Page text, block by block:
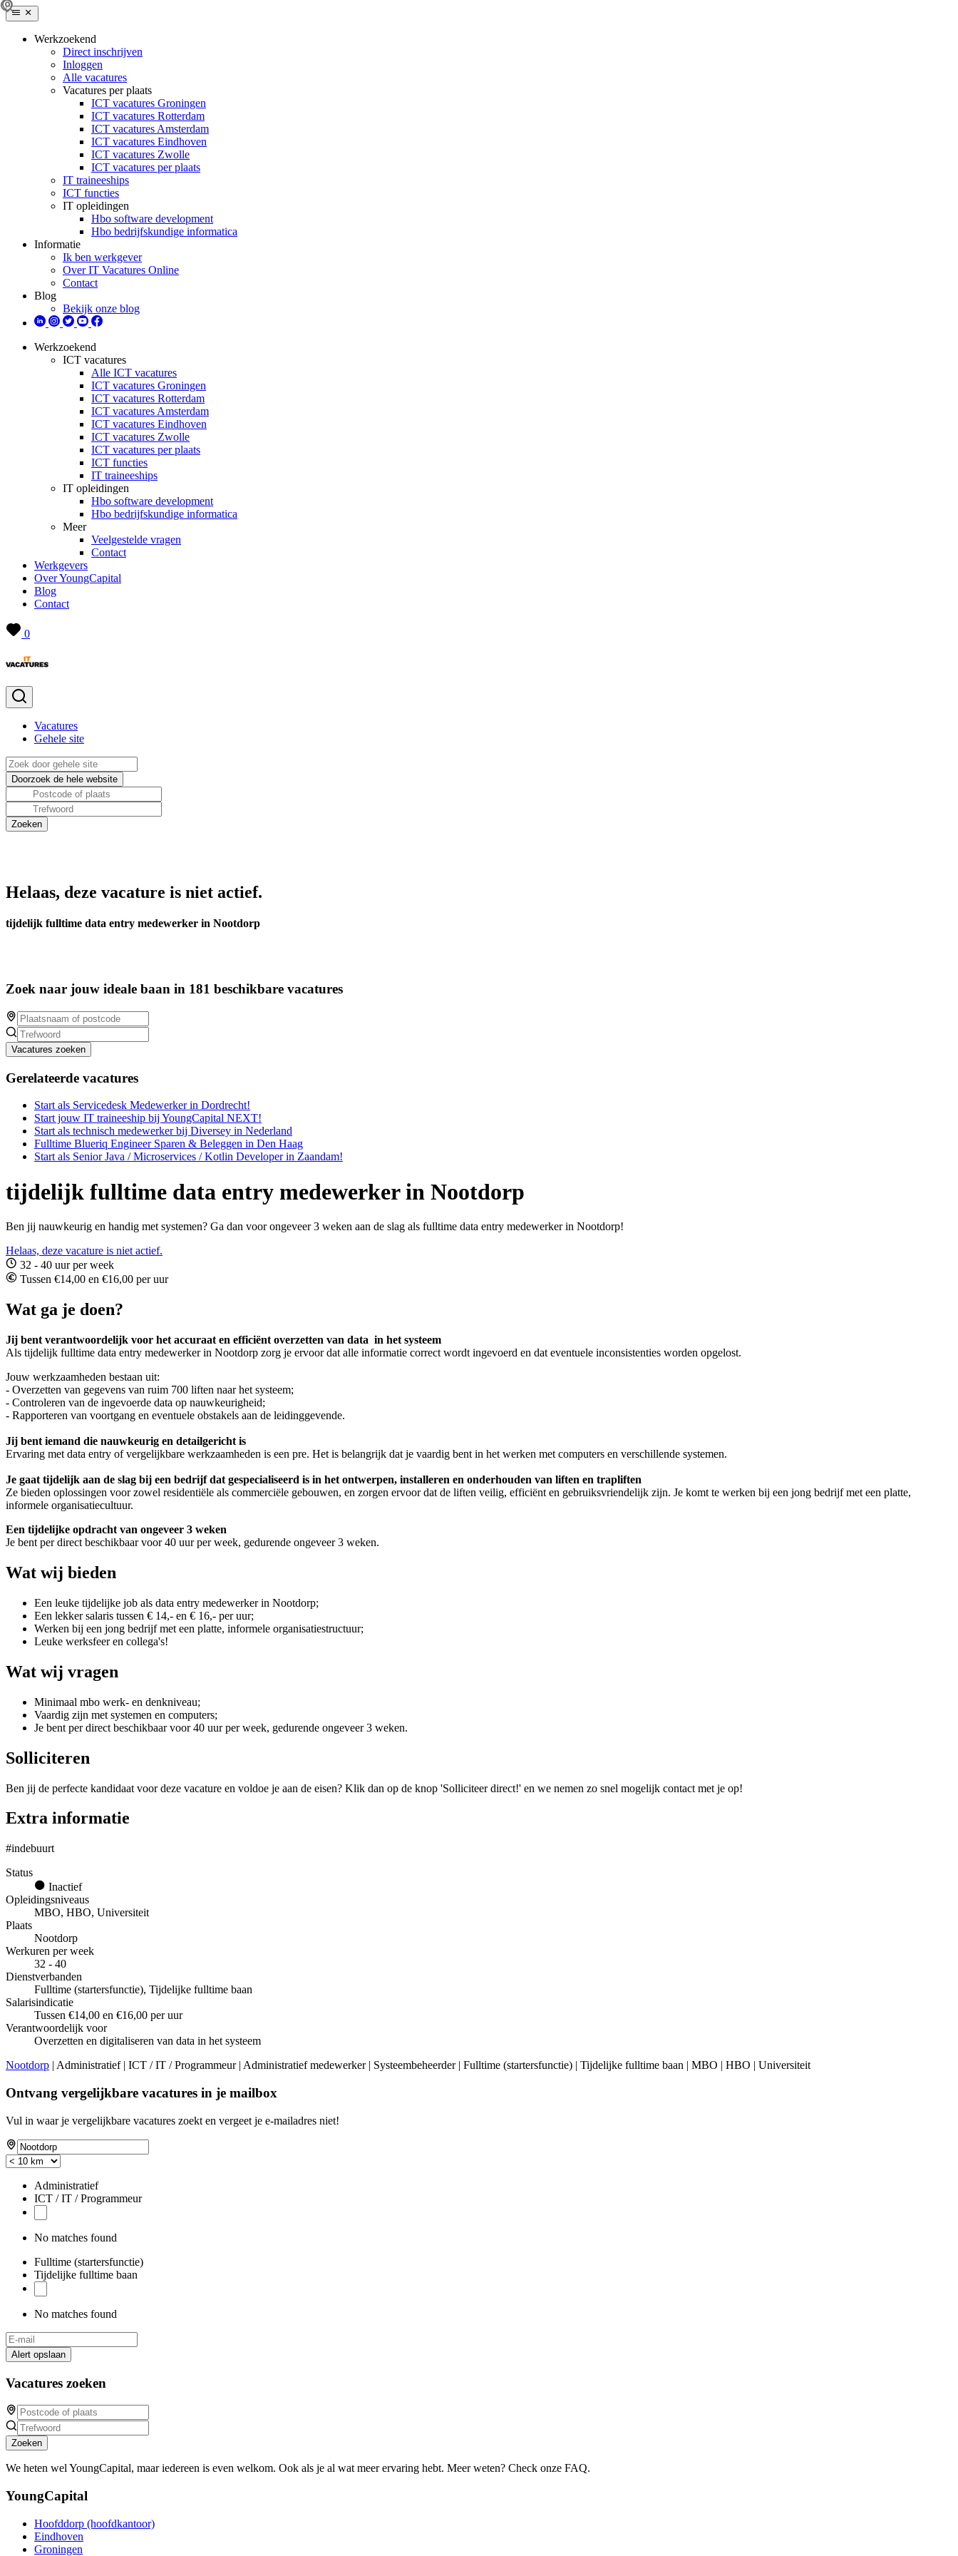
Werkzoekend
Direct inschrijven
Inloggen
Alle vacatures
Vacatures per plaats
ICT vacatures Groningen
ICT vacatures Rotterdam
ICT vacatures Amsterdam
ICT vacatures Eindhoven
ICT vacatures Zwolle
ICT vacatures per plaats
IT traineeships
ICT functies
IT opleidingen
Hbo software development
Hbo bedrijfskundige informatica
Informatie
Ik ben werkgever
Over IT Vacatures Online
Contact
Blog
Bekijk onze blog
Werkzoekend
ICT vacatures
Alle ICT vacatures
ICT vacatures Groningen
ICT vacatures Rotterdam
ICT vacatures Amsterdam
ICT vacatures Eindhoven
ICT vacatures Zwolle
ICT vacatures per plaats
ICT functies
IT traineeships
IT opleidingen
Hbo software development
Hbo bedrijfskundige informatica
Meer
Veelgestelde vragen
Contact
Werkgevers
Over YoungCapital
Blog
Contact
0
Vacatures
Gehele site
Helaas, deze vacature is niet actief.
tijdelijk fulltime data entry medewerker in Nootdorp
Zoek naar jouw ideale baan in 181 beschikbare vacatures
Vacatures zoeken
Gerelateerde vacatures
Start als Servicedesk Medewerker in Dordrecht!
Start jouw IT traineeship bij YoungCapital NEXT!
Start als technisch medewerker bij Diversey in Nederland
Fulltime Blueriq Engineer Sparen & Beleggen in Den Haag
Start als Senior Java / Microservices / Kotlin Developer in Zaandam!
tijdelijk fulltime data entry medewerker in Nootdorp
Ben jij nauwkeurig en handig met systemen? Ga dan voor ongeveer 3 weken aan de slag als fulltime data entry medewerker in Nootdorp!
Helaas, deze vacature is niet actief.
32 - 40 uur per week
Tussen €14,00 en €16,00 per uur
Wat ga je doen?
Jij bent verantwoordelijk voor het accuraat en efficiënt overzetten van data in het systeem
Als tijdelijk fulltime data entry medewerker in Nootdorp zorg je ervoor dat alle informatie correct wordt ingevoerd en dat eventuele inconsistenties worden opgelost.
Jouw werkzaamheden bestaan uit:
- Overzetten van gegevens van ruim 700 liften naar het systeem;
- Controleren van de ingevoerde data op nauwkeurigheid;
- Rapporteren van voortgang en eventuele obstakels aan de leidinggevende.
Jij bent iemand die nauwkeurig en detailgericht is
Ervaring met data entry of vergelijkbare werkzaamheden is een pre. Het is belangrijk dat je vaardig bent in het werken met computers en verschillende systemen.
Je gaat tijdelijk aan de slag bij een bedrijf dat gespecialiseerd is in het ontwerpen, installeren en onderhouden van liften en trapliften
Ze bieden oplossingen voor zowel residentiële als commerciële gebouwen, en zorgen ervoor dat de liften veilig, efficiënt en gebruiksvriendelijk zijn. Je komt te werken bij een jong bedrijf met een platte,
informele organisatiecultuur.
Een tijdelijke opdracht van ongeveer 3 weken
Je bent per direct beschikbaar voor 40 uur per week, gedurende ongeveer 3 weken.
Wat wij bieden
Een leuke tijdelijke job als data entry medewerker in Nootdorp;
Een lekker salaris tussen € 14,- en € 16,- per uur;
Werken bij een jong bedrijf met een platte, informele organisatiestructuur;
Leuke werksfeer en collega's!
Wat wij vragen
Minimaal mbo werk- en denkniveau;
Vaardig zijn met systemen en computers;
Je bent per direct beschikbaar voor 40 uur per week, gedurende ongeveer 3 weken.
Solliciteren
Ben jij de perfecte kandidaat voor deze vacature en voldoe je aan de eisen? Klik dan op de knop 'Solliciteer direct!' en we nemen zo snel mogelijk contact met je op!
Extra informatie
#indebuurt
Status
Inactief
Opleidingsniveaus
MBO, HBO, Universiteit
Plaats
Nootdorp
Werkuren per week
32 - 40
Dienstverbanden
Fulltime (startersfunctie), Tijdelijke fulltime baan
Salarisindicatie
Tussen €14,00 en €16,00 per uur
Verantwoordelijk voor
Overzetten en digitaliseren van data in het systeem
Nootdorp | Administratief | ICT / IT / Programmeur | Administratief medewerker | Systeembeheerder | Fulltime (startersfunctie) | Tijdelijke fulltime baan | MBO | HBO | Universiteit
Ontvang vergelijkbare vacatures in je mailbox
Vul in waar je vergelijkbare vacatures zoekt en vergeet je e-mailadres niet!
Administratief
ICT / IT / Programmeur
No matches found
Fulltime (startersfunctie)
Tijdelijke fulltime baan
No matches found
Alert opslaan
Vacatures zoeken
Zoeken
We heten wel YoungCapital, maar iedereen is even welkom. Ook als je al wat meer ervaring hebt. Meer weten? Check onze FAQ.
YoungCapital
Hoofddorp (hoofdkantoor)
Eindhoven
Groningen